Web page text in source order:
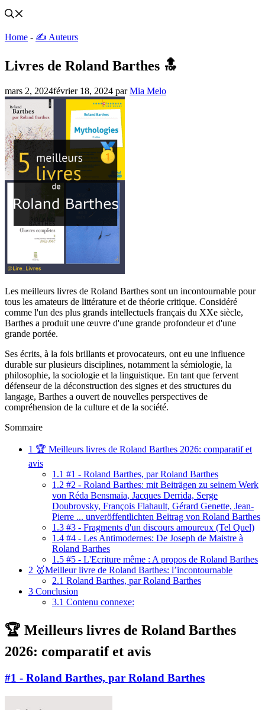
Home - ✍️ Auteurs
Livres de Roland Barthes 🔝
mars 2, 2024février 18, 2024 parMia Melo
Les meilleurs livres de Roland Barthes sont un incontournable pour
tous les amateurs de littérature et de théorie critique. Considéré
comme l'un des plus grands intellectuels français du XXe siècle,
Barthes a produit une œuvre d'une grande profondeur et d'une
grande portée.
Ses écrits, à la fois brillants et provocateurs, ont eu une influence
durable sur plusieurs disciplines, notamment la sémiologie, la
philosophie, la sociologie et la linguistique. En tant que fervent
défenseur de la déconstruction des signes et des structures du
langage, Barthes a ouvert de nouvelles perspectives de
compréhension de la culture et de la société.
Sommaire
1 🏆 Meilleurs livres de Roland Barthes 2026: comparatif et
avis
1.1 #1 - Roland Barthes, par Roland Barthes
1.2 #2 - Roland Barthes: mit Beiträgen zu seinem Werk
von Réda Bensmaïa, Jacques Derrida, Serge
Doubrovsky, François Flahault, Gérard Genette, Jean-
Pierre ... unveröffentlichten Beitrag von Roland Barthes
1.3 #3 - Fragments d'un discours amoureux (Tel Quel)
1.4 #4 - Les Antimodernes: De Joseph de Maistre à
Roland Barthes
1.5 #5 - L'Ecriture même : A propos de Roland Barthes
2 🥇Meilleur livre de Roland Barthes: l’incontournable
2.1 Roland Barthes, par Roland Barthes
3 Conclusion
3.1 Contenu connexe:
🏆 Meilleurs livres de Roland Barthes
2026: comparatif et avis
#1 - Roland Barthes, par Roland Barthes